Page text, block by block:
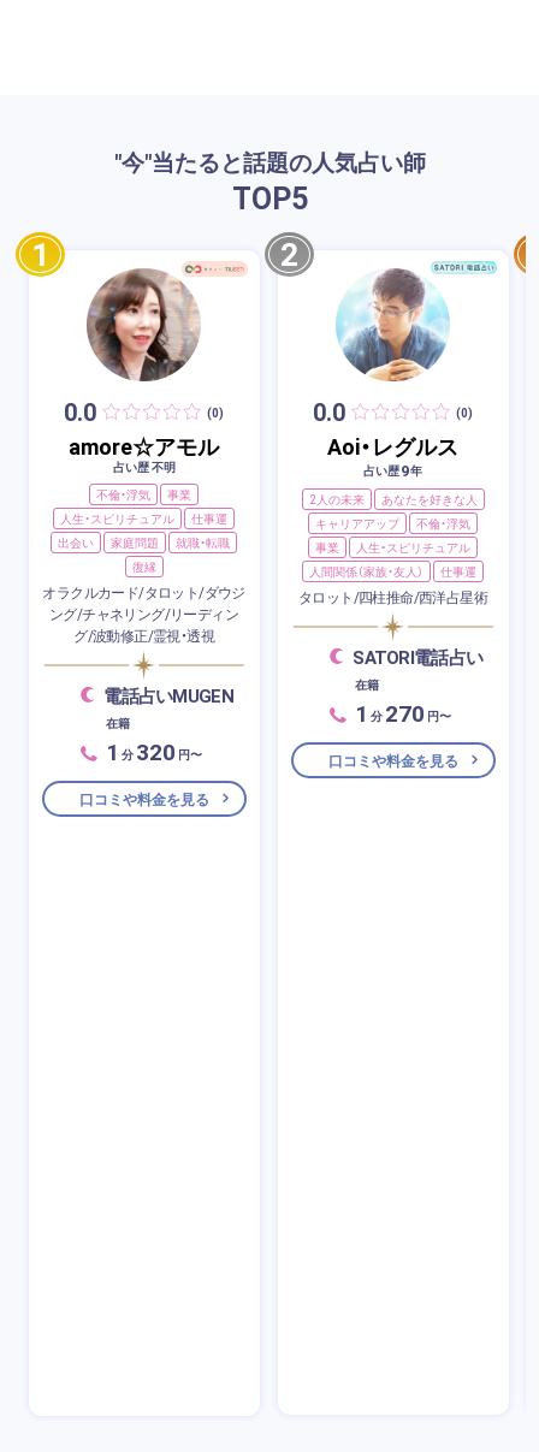
"今"当たると話題の人気占い師
TOP5
1
0.0 (0)
amore☆アモル
占い歴 不明
不倫・浮気
事業
人生・スピリチュアル
仕事運
出会い
家庭問題
就職・転職
復縁
オラクルカード/タロット/ダウジ
ング/チャネリング/リーディン
グ/波動修正/霊視・透視
電話占いMUGEN
在籍
1 分 320 円〜
口コミや料金を見る
2
0.0 (0)
Aoi・レグルス
占い歴9年
2人の未来
あなたを好きな人
キャリアアップ
不倫・浮気
事業
人生・スピリチュアル
人間関係（家族・友人）
仕事運
タロット/四柱推命/西洋占星術
SATORI電話占い
在籍
1 分 270 円〜
口コミや料金を見る